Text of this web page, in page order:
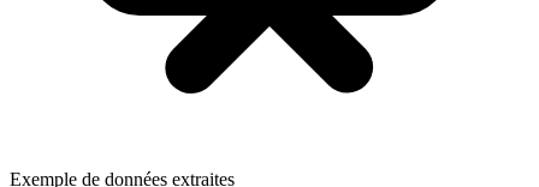
Exemple de données extraites